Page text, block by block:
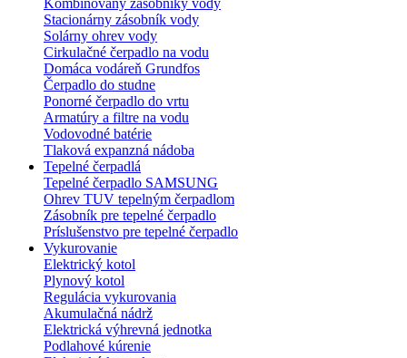
Kombinovaný zásobníky vody
Stacionárny zásobník vody
Solárny ohrev vody
Cirkulačné čerpadlo na vodu
Domáca vodáreň Grundfos
Čerpadlo do studne
Ponorné čerpadlo do vrtu
Armatúry a filtre na vodu
Vodovodné batérie
Tlaková expanzná nádoba
Tepelné čerpadlá
Tepelné čerpadlo SAMSUNG
Ohrev TUV tepelným čerpadlom
Zásobník pre tepelné čerpadlo
Príslušenstvo pre tepelné čerpadlo
Vykurovanie
Elektrický kotol
Plynový kotol
Regulácia vykurovania
Akumulačná nádrž
Elektrická výhrevná jednotka
Podlahové kúrenie